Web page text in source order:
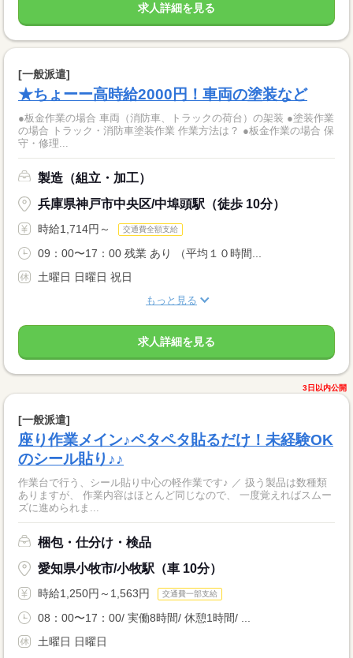
求人詳細を見る
[一般派遣]
★ちょーー高時給2000円！車両の塗装など
●板金作業の場合 車両（消防車、トラックの荷台）の架装 ●塗装作業
の場合 トラック・消防車塗装作業 作業方法は？ ●板金作業の場合 保
守・修理...
製造（組立・加工）
兵庫県神戸市中央区/中埠頭駅（徒歩 10分）
時給1,714円～ 交通費全額支給
09：00〜17：00 残業 あり （平均１０時間...
土曜日 日曜日 祝日
もっと見る
求人詳細を見る
3日以内公開
[一般派遣]
座り作業メイン♪ペタペタ貼るだけ！未経験OK
のシール貼り♪♪
作業台で行う、シール貼り中心の軽作業です♪ ／ 扱う製品は数種類
ありますが、 作業内容はほとんど同じなので、 一度覚えればスムー
ズに進められま...
梱包・仕分け・検品
愛知県小牧市/小牧駅（車 10分）
時給1,250円～1,563円 交通費一部支給
08：00〜17：00/ 実働8時間/ 休憩1時間/ ...
土曜日 日曜日